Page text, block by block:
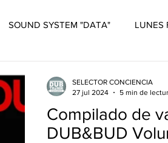
SOUND SYSTEM "DATA" LUNES
Recitales.
Compilado de
DUB&BUD
SELECTOR CONCIENCIA
27 jul 2024
5 min de